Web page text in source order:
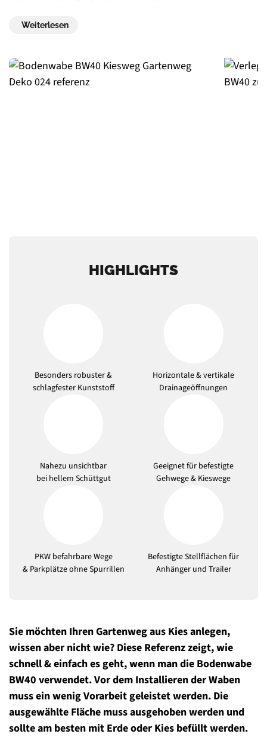
Weiterlesen
HIGHLIGHTS
Besonders robuster &
schlagfester Kunststoff
Horizontale & vertikale
Drainageöffnungen
Nahezu unsichtbar
bei hellem Schüttgut
Geeignet für befestigte
Gehwege & Kieswege
PKW befahrbare Wege
& Parkplätze ohne Spurrillen
Befestigte Stellflächen für
Anhänger und Trailer
Sie möchten Ihren Gartenweg aus Kies anlegen,
wissen aber nicht wie? Diese Referenz zeigt, wie
schnell & einfach es geht, wenn man die Bodenwabe
BW40 verwendet. Vor dem Installieren der Waben
muss ein wenig Vorarbeit geleistet werden. Die
ausgewählte Fläche muss ausgehoben werden und
sollte am besten mit Erde oder Kies befüllt werden.